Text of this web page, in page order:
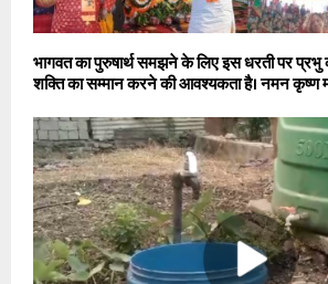
भागवत का पुरुषार्थ समझने के लिए इस धरती पर
शक्ति का सम्मान करने की आवश्यकता है। नमन कृष्ण